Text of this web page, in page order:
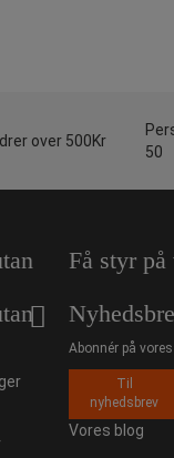
over 500Kr
50
Få styr på
Abonnér på
Til
nyhedsbrev
Vores blog